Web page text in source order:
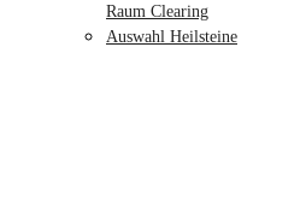
Raum Clearing
Auswahl Heilsteine